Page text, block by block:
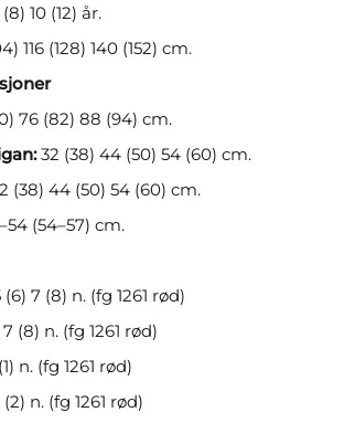
10 (12) år.
116 (128) 140 (152) cm.
76 (82) 88 (94) cm.
32 (38) 44 (50) 54 (60) cm.
(38) 44 (50) 54 (60) cm.
(54–57) cm.
7 (8) n. (fg 1261 rød)
(8) n. (fg 1261 rød)
n. (fg 1261 rød)
n. (fg 1261 rød)